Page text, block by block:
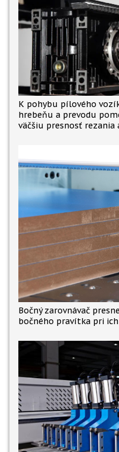
K pohybu pílového
hrebeňu a prevodu
väčšiu presnosť rezania
Bočný zarovnávač
bočného pravítka pri